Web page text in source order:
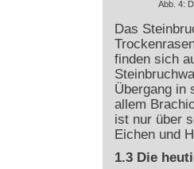
Abb. 4:
Das
finden sich
Übergang in
allem
ist nur über
Eichen und
1.3 Die